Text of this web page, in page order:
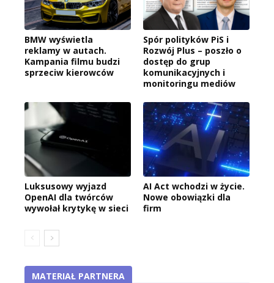
BMW wyświetla
reklamy w autach.
Kampania filmu budzi
sprzeciw kierowców
Spór polityków PiS i
Rozwój Plus – poszło o
dostęp do grup
komunikacyjnych i
monitoringu mediów
Luksusowy wyjazd
OpenAI dla twórców
wywołał krytykę w sieci
AI Act wchodzi w życie.
Nowe obowiązki dla
firm
MATERIAŁ PARTNERA